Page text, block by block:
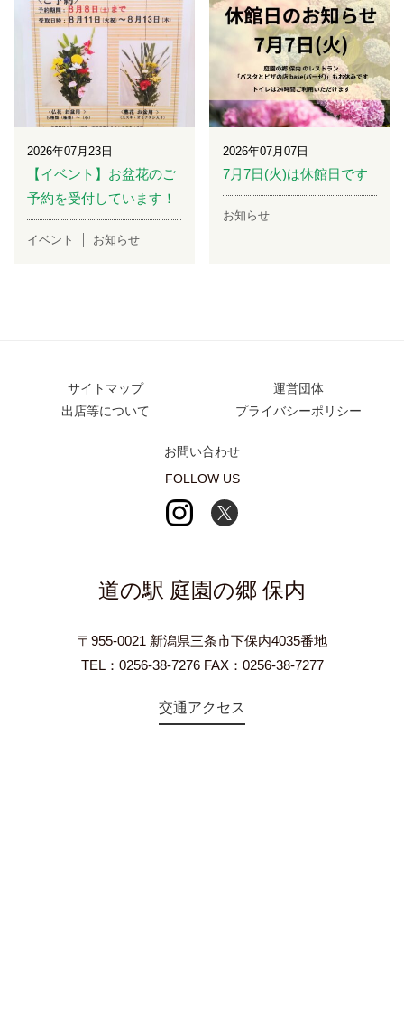
2026年07月23日
【イベント】お盆花のご
予約を受付しています！
イベント お知らせ
2026年07月07日
7月7日(火)は休館日です
お知らせ
サイトマップ
運営団体
出店等について
プライバシーポリシー
お問い合わせ
FOLLOW US
道の駅 庭園の郷 保内
〒955-0021 新潟県三条市下保内4035番地
TEL：0256-38-7276 FAX：0256-38-7277
交通アクセス